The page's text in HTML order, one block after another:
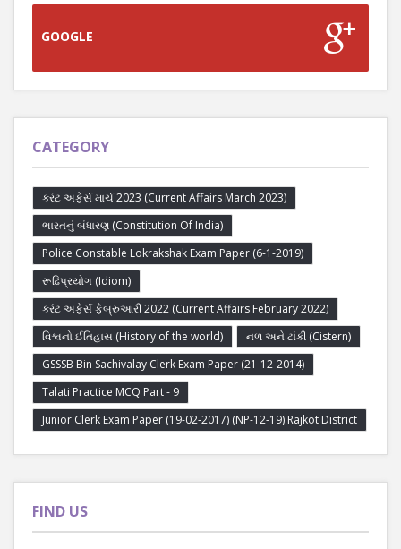
GOOGLE
CATEGORY
કરંટ અફેર્સ માર્ચ 2023 (Current Affairs March 2023)
ભારતનું બંધારણ (Constitution Of India)
Police Constable Lokrakshak Exam Paper (6-1-2019)
રૂઢિપ્રયોગ (Idiom)
કરંટ અફેર્સ ફેબ્રુઆરી 2022 (Current Affairs February 2022)
વિશ્વનો ઈતિહાસ (History of the world)
નળ અને ટાંકી (Cistern)
GSSSB Bin Sachivalay Clerk Exam Paper (21-12-2014)
Talati Practice MCQ Part - 9
Junior Clerk Exam Paper (19-02-2017) (NP-12-19) Rajkot District
FIND US